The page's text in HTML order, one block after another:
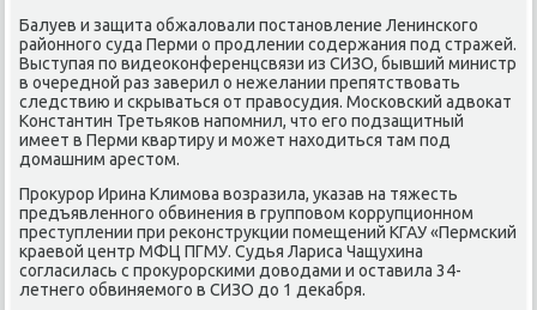
Балуев и защита обжаловали постановление Ленинского
районного суда Перми о продлении содержания под стражей.
Выступая по видеоконференцсвязи из СИЗО, бывший министр
в очередной раз заверил о нежелании препятствовать
следствию и скрываться от правосудия. Московский адвокат
Константин Третьяков напомнил, что его подзащитный
имеет в Перми квартиру и может находиться там под
домашним арестом.
Прокурор Ирина Климова возразила, указав на тяжесть
предъявленного обвинения в групповом коррупционном
преступлении при реконструкции помещений КГАУ «Пермский
краевой центр МФЦ ПГМУ. Судья Лариса Чащухина
согласилась с прокурорскими доводами и оставила 34-
летнего обвиняемого в СИЗО до 1 декабря.